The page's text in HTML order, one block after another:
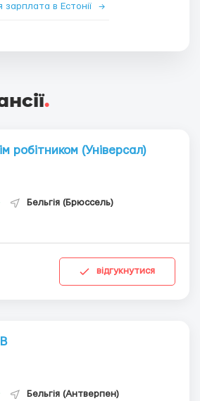
в Естонії →
.
робітником (Універсал)
Бельгія (Брюссель)
відгукнутися
Бельгія (Антверпен)